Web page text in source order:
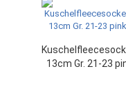
13cm Gr. 21-23